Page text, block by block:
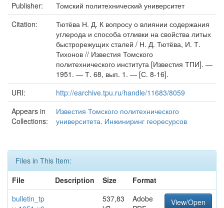
Publisher:
Томский политехнический университет
Citation:
Тютёва Н. Д. К вопросу о влиянии содержания
углерода и способа отливки на свойства литых
быстрорежущих сталей / Н. Д. Тютёва, И. Т.
Тихонов // Известия Томского
политехнического института [Известия ТПИ]. —
1951. — Т. 68, вып. 1. — [С. 8-16].
URI:
http://earchive.tpu.ru/handle/11683/8059
Appears in
Collections:
Известия Томского политехнического
университета. Инжиниринг георесурсов
Files in This Item:
File
Description Size
Format
bulletin_tp
537,83
Adobe
View/Open